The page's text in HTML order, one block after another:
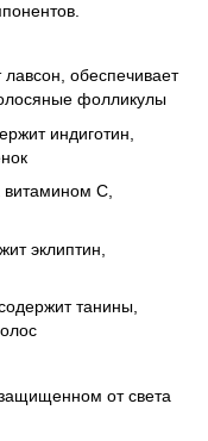
обеспечивает
фолликулы
индиготин,
витамином С,
эклиптин,
танины,
от света